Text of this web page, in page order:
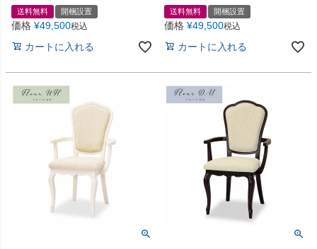
送料無料 開梱設置
価格 ¥49,500税込
カートに入れる
送料無料 開梱設置
価格 ¥49,500税込
カートに入れる